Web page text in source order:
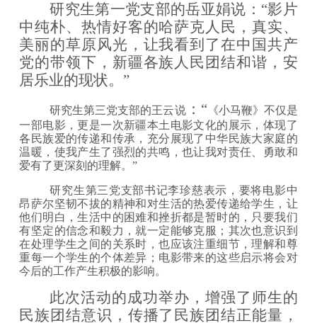
研究生第一党支部的岳亚娟说： “影片
中纯朴、热情好客的哈萨克人民，真实、
美丽的草原风光，让我看到了在中国共产
党的带领下，新疆各族人民团结和谐，安
居乐业的现状。”
研究生第三党支部的王云说： “ 《小马鞭》不仅是
一部电影，更是一次新疆本土电影文化的展示 ， 体现了
各 民族爱的传递和传承，充分展现了中华民族大家庭的
温暖 ， 使我产生了强烈的共鸣 ，也让我对责任、勇敢和
爱有了更深刻的理解。”
研究生第三党支部书记李珍慈表示，要将电影中
昂萨尔坚韧不拔的精神和对生活的热爱传递给学生，让
他们明白，生活中的困难和挫折都是暂时的，只要我们
有坚定的信念和毅力，就一定能够克服；其次也意识到
在处理学生之间的关系时，也应该注重细节，理解和尊
重每一个学生的个体差异；电影带来的这些启示将会对
今后的工作产生积极的影响。
此次活动的成功举办，增强了师生的
民族团结意识，传播了民族团结正能量，